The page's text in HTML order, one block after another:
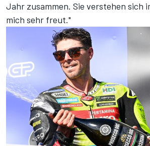
Jahr zusammen. Sie verstehen sich
mich sehr freut."